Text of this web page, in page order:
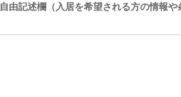
自由記述欄（入居を希望される方の情報や